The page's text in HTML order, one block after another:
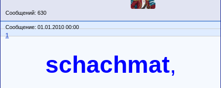
Сообщений: 630
Сообщение: 01.01.2010 00:00
1
schachmat,